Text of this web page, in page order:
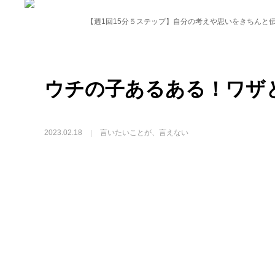
【週1回15分５ステップ】自分の考えや思いをきちんと
画プレゼントのお知らせ 親子1on1メソッドとは？ スピ
ルクセンブルク
ルクセンブルク発「ここだけの話！」珍獣の日々のツブヤキ
ウチの子あるある！ワザ
2023.02.18 言いたいことが、言えない